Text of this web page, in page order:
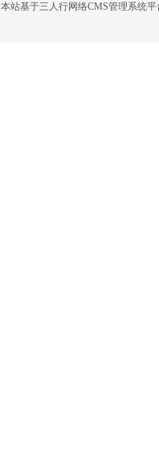
本站基于三人行网络CMS管理系统